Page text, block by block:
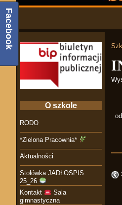
O szkole
RODO
*Zielona Pracownia*
Aktualności
Stołówka JADŁOSPIS
25_26
Kontakt
Sala
gimnastyczna
Facebook